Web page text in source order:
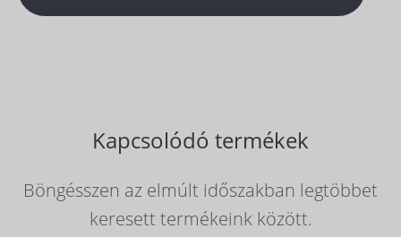
Kapcsolódó termékek
Böngésszen az elmúlt időszakban legtöbbet
keresett termékeink között.